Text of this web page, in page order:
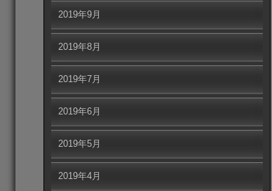
2019年9月
2019年8月
2019年7月
2019年6月
2019年5月
2019年4月